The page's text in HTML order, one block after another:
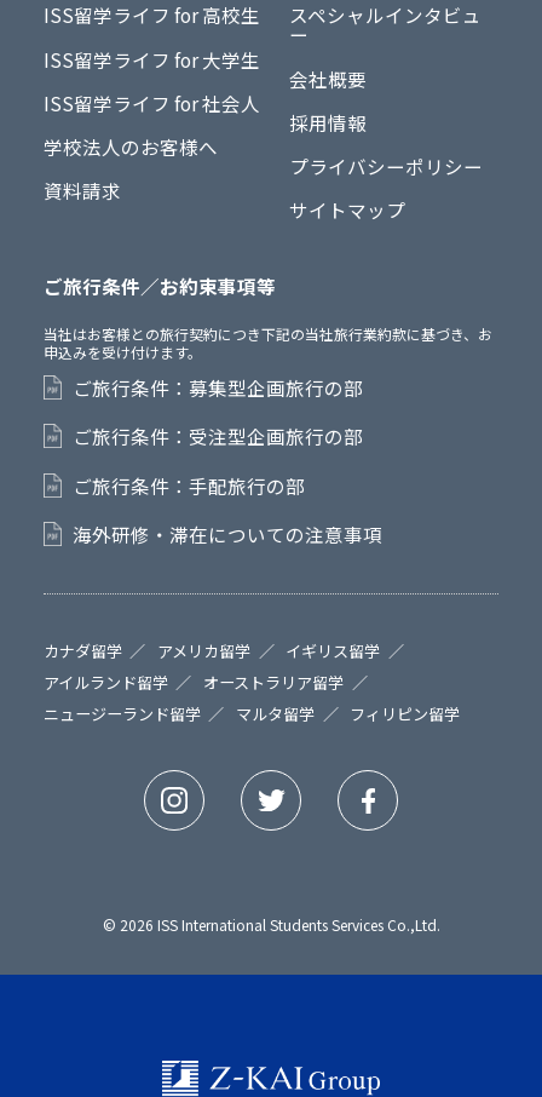
ISS留学ライフ for 高校生
ISS留学ライフ for 大学生
ISS留学ライフ for 社会人
学校法人のお客様へ
資料請求
スペシャルインタビュ
ー
会社概要
採用情報
プライバシーポリシー
サイトマップ
ご旅行条件／お約束事項等
当社はお客様との旅行契約につき下記の当社旅行業約款に基づき、お
申込みを受け付けます。
ご旅行条件：募集型企画旅行の部
ご旅行条件：受注型企画旅行の部
ご旅行条件：手配旅行の部
海外研修・滞在についての注意事項
カナダ留学 アメリカ留学
イギリス留学
アイルランド留学
オーストラリア留学
ニュージーランド留学
マルタ留学 フィリピン留学
© 2026 ISS International Students Services Co.,Ltd.